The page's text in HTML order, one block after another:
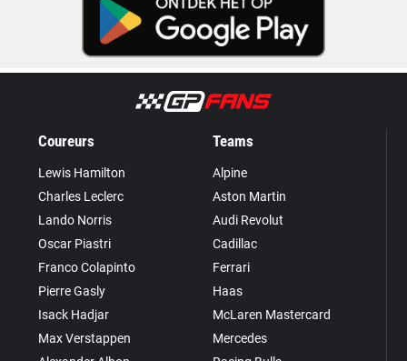
Coureurs
Lewis Hamilton
Charles Leclerc
Lando Norris
Oscar Piastri
Franco Colapinto
Pierre Gasly
Isack Hadjar
Max Verstappen
Teams
Alpine
Aston Martin
Audi Revolut
Cadillac
Ferrari
Haas
McLaren Mastercard
Mercedes